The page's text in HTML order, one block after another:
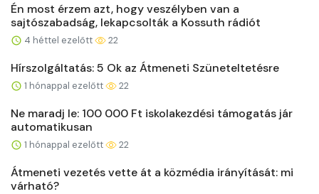
Én most érzem azt, hogy veszélyben van a
sajtószabadság, lekapcsolták a Kossuth rádiót
4 héttel ezelőtt 22
Hírszolgáltatás: 5 Ok az Átmeneti Szüneteltetésre
1 hónappal ezelőtt 22
Ne maradj le: 100 000 Ft iskolakezdési támogatás jár
automatikusan
1 hónappal ezelőtt 22
Átmeneti vezetés vette át a közmédia irányítását: mi
várható?